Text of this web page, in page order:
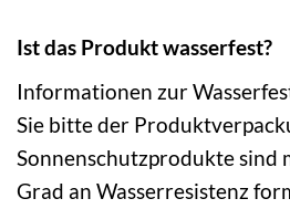
Ist das Produkt wasserfest?
Informationen zur
Sie bitte der
Sonnenschutzprodukte sind
Grad an Wasserresistenz